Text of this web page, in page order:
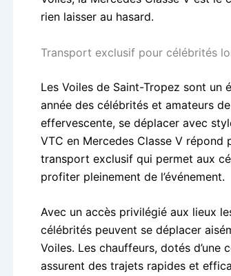
rien laisser au hasard.
Transport exclusif pour célébrités
Les Voiles de Saint-Tropez sont un
année des célébrités et amateurs
effervescente, se déplacer avec
VTC en Mercedes Classe V
transport exclusif qui permet aux
profiter pleinement de l’événement.
Avec un accès privilégié aux lieux
célébrités peuvent se déplacer
Voiles. Les chauffeurs, dotés
assurent des trajets rapides et